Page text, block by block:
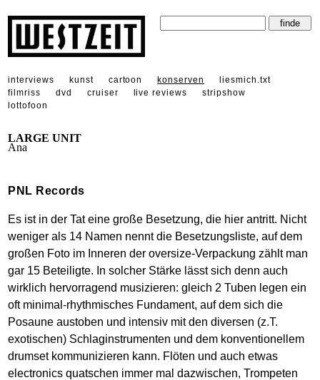
interviews kunst cartoon konserven
liesmich.txt
filmriss
dvd cruiser live reviews
stripshow
lottofoon
LARGE UNIT
Ana
PNL Records
Es ist in der Tat eine große Besetzung, die hier antritt. Nicht
weniger als 14 Namen nennt die Besetzungsliste, auf dem
großen Foto im Inneren der oversize-Verpackung zählt man
gar 15 Beteiligte. In solcher Stärke lässt sich denn auch
wirklich hervorragend musizieren: gleich 2 Tuben legen ein
oft minimal-rhythmisches Fundament, auf dem sich die
Posaune austoben und intensiv mit den diversen (z.T.
exotischen) Schlaginstrumenten und dem konventionellem
drumset kommunizieren kann. Flöten und auch etwas
electronics quatschen immer mal dazwischen, Trompeten